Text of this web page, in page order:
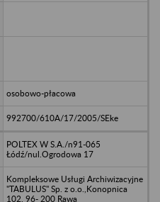
osobowo-płacowa
992700/610A/17/2005/SEke
POLTEX W S.A./n91-065
Łódź/nul.Ogrodowa 17
Kompleksowe Usługi Archiwizacyjne
"TABULUS" Sp. z o.o.,Konopnica
102, 96- 200 Rawa